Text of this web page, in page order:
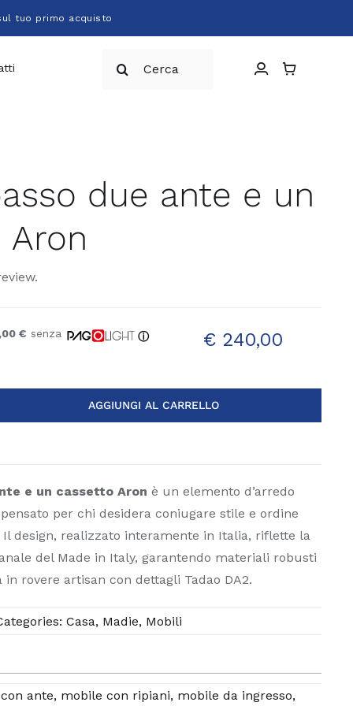
tuo primo acquisto
due ante e un
€240,00
€ senza ⓘ
AGGIUNGI AL CARRELLO
e un cassetto Aron è un elemento d’arredo
per chi desidera coniugare stile e ordine
design, realizzato interamente in Italia, riflette la
del Made in Italy, garantendo materiali robusti
rovere artisan con dettagli Tadao DA2.
Casa, Madie, Mobili
ante, mobile con ripiani, mobile da ingresso,